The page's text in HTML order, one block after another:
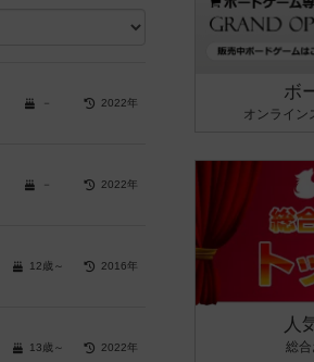
－ 2022年
－ 2022年
12歳～ 2016年
13歳～ 2022年
ボ
オンライン
人
総